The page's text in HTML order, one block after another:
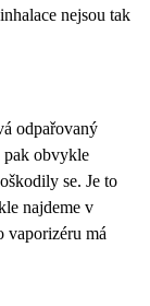
nejsou tak
odpařovaný
pak obvykle
se. Je to
najdeme v
vaporizéru má